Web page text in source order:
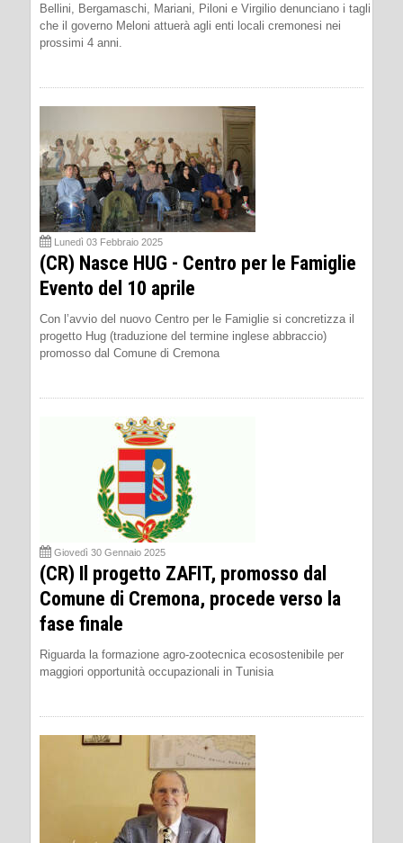
Bellini, Bergamaschi, Mariani, Piloni e Virgilio denunciano i tagli
che il governo Meloni attuerà agli enti locali cremonesi nei
prossimi 4 anni.
Lunedì 03 Febbraio 2025
(CR) Nasce HUG - Centro per le Famiglie
Evento del 10 aprile
Con l’avvio del nuovo Centro per le Famiglie si concretizza il
progetto Hug (traduzione del termine inglese abbraccio)
promosso dal Comune di Cremona
Giovedì 30 Gennaio 2025
(CR) Il progetto ZAFIT, promosso dal
Comune di Cremona, procede verso la
fase finale
Riguarda la formazione agro-zootecnica ecosostenibile per
maggiori opportunità occupazionali in Tunisia